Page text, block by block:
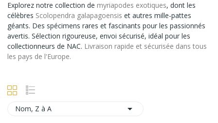
Explorez notre collection de myriapodes exotiques, dont les
célèbres Scolopendra galapagoensis et autres mille-pattes
géants. Des spécimens rares et fascinants pour les passionnés
avertis. Sélection rigoureuse, envoi sécurisé, idéal pour les
collectionneurs de NAC. Livraison rapide et sécurisée dans tous
les pays de l'Europe.
Nom, Z à A 